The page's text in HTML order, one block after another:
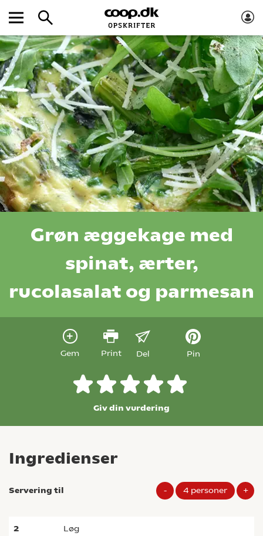
Grøn æggekage med
spinat, ærter,
rucolasalat og parmesan
Gem Print Del Pin
Giv din vurdering
Ingredienser
Servering til - 4 personer +
2 løg